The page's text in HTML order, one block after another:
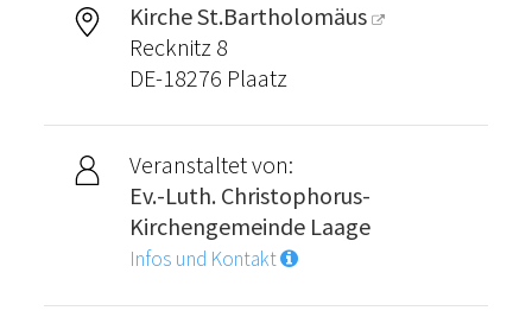
Kirche St.Bartholomäus
Recknitz 8
DE-18276 Plaatz
Veranstaltet von:
Ev.-Luth. Christophorus-
Kirchengemeinde Laage
Infos und Kontakt